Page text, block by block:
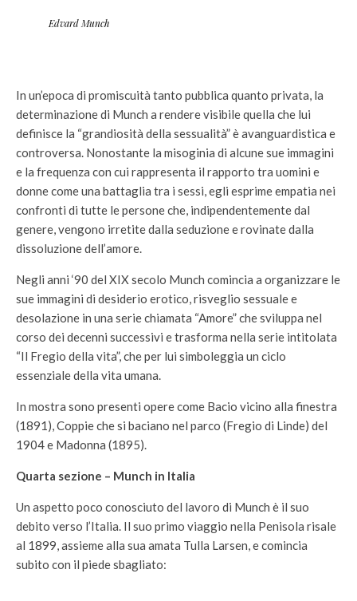
Edvard Munch
In un’epoca di promiscuità tanto pubblica quanto privata, la
determinazione di Munch a rendere visibile quella che lui
definisce la “grandiosità della sessualità” è avanguardistica e
controversa. Nonostante la misoginia di alcune sue immagini
e la frequenza con cui rappresenta il rapporto tra uomini e
donne come una battaglia tra i sessi, egli esprime empatia nei
confronti di tutte le persone che, indipendentemente dal
genere, vengono irretite dalla seduzione e rovinate dalla
dissoluzione dell’amore.
Negli anni ‘90 del XIX secolo Munch comincia a organizzare le
sue immagini di desiderio erotico, risveglio sessuale e
desolazione in una serie chiamata “Amore” che sviluppa nel
corso dei decenni successivi e trasforma nella serie intitolata
“Il Fregio della vita”, che per lui simboleggia un ciclo
essenziale della vita umana.
In mostra sono presenti opere come Bacio vicino alla finestra
(1891), Coppie che si baciano nel parco (Fregio di Linde) del
1904 e Madonna (1895).
Quarta sezione – Munch in Italia
Un aspetto poco conosciuto del lavoro di Munch è il suo
debito verso l’Italia. Il suo primo viaggio nella Penisola risale
al 1899, assieme alla sua amata Tulla Larsen, e comincia
subito con il piede sbagliato: